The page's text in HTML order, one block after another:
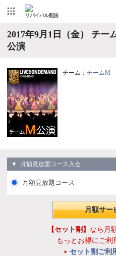
リバイバル配信
2017年9月1日（金） チー
公演
チーム： チームM
▼ 月額見放題コース入会
月額見放題コース
月額サー
【セット割】 なら月
もっとお得にご利
セット割ご利